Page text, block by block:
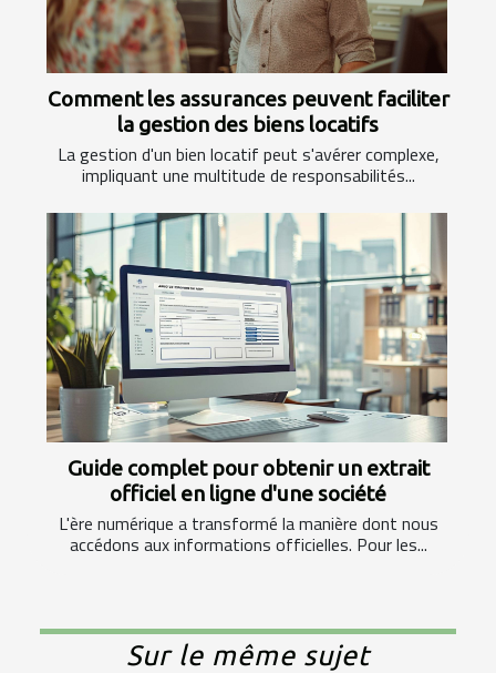
Comment les assurances peuvent faciliter
la gestion des biens locatifs
La gestion d'un bien locatif peut s'avérer complexe,
impliquant une multitude de responsabilités...
Guide complet pour obtenir un extrait
officiel en ligne d'une société
L'ère numérique a transformé la manière dont nous
accédons aux informations officielles. Pour les...
Sur le même sujet